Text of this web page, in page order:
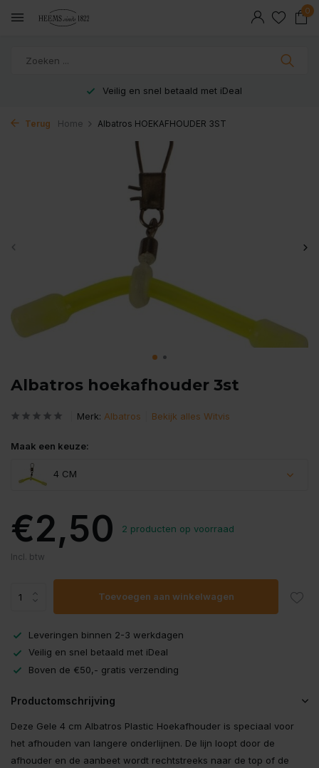
0
Veilig en snel betaald met iDeal
Terug Home Albatros HOEKAFHOUDER 3ST
Albatros hoekafhouder 3st
Merk: Albatros Bekijk alles Witvis
Maak een keuze:
4 CM
€2,50 2 producten op voorraad
Incl. btw
Toevoegen aan winkelwagen
Leveringen binnen 2-3 werkdagen
Veilig en snel betaald met iDeal
Boven de €50,- gratis verzending
Productomschrijving
Deze Gele 4 cm Albatros Plastic Hoekafhouder is speciaal voor
het afhouden van langere onderlijnen. De lijn loopt door de
afhouder en de aanbeet wordt rechtstreeks naar de top of de